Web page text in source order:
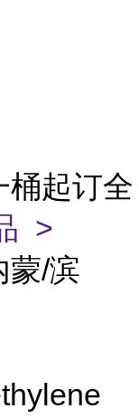
桶起订全
>
/滨
6